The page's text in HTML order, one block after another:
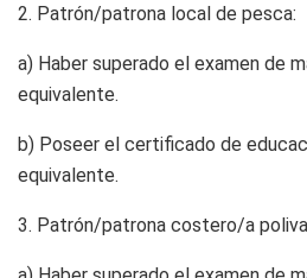
2. Patrón/patrona local de pesca:
a) Haber superado el examen de
equivalente.
b) Poseer el certificado de
equivalente.
3. Patrón/patrona costero/a